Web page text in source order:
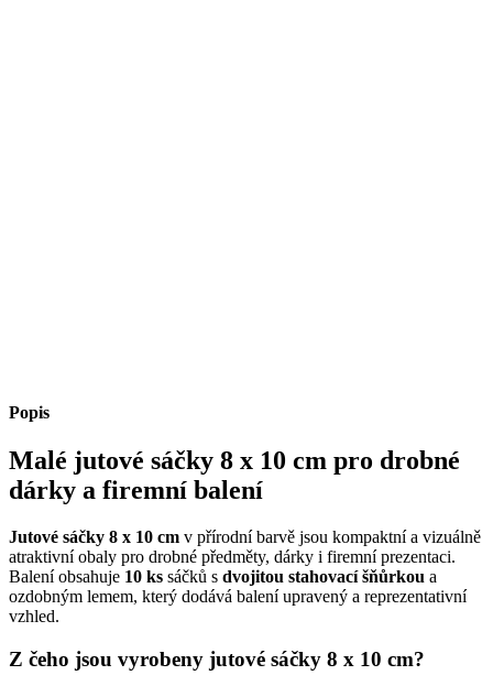
Popis
Malé jutové sáčky 8 x 10 cm pro drobné
dárky a firemní balení
Jutové sáčky 8 x 10 cm v přírodní barvě jsou kompaktní a vizuálně
atraktivní obaly pro drobné předměty, dárky i firemní prezentaci.
Balení obsahuje 10 ks sáčků s dvojitou stahovací šňůrkou a
ozdobným lemem, který dodává balení upravený a reprezentativní
vzhled.
Z čeho jsou vyrobeny jutové sáčky 8 x 10 cm?